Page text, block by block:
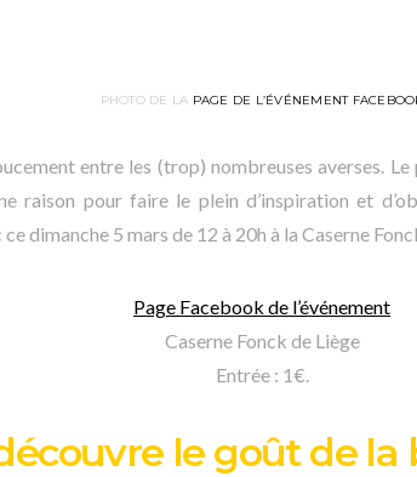
PHOTO DE LA PAGE DE L’ÉVÉNEMENT
entre les (trop) nombreuses averses.
raison pour faire le plein d’inspiration et
dimanche 5 mars de 12 à 20h à la Caserne
Page Facebook de l’événement
Caserne Fonck de Liège
Entrée : 1€.
le goût de la